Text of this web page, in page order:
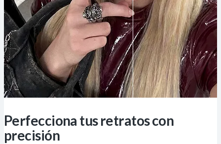
Perfecciona tus retratos con
precisión